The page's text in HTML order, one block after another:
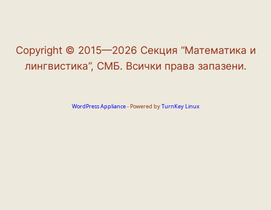
Copyright © 2015—2026 Секция “Математика и
лингвистика”, СМБ. Всички права запазени.
WordPress Appliance- Powered byTurnKey Linux